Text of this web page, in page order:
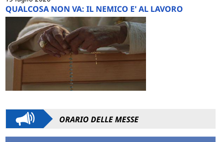
QUALCOSA NON VA: IL NEMICO E' AL LAVORO
ORARIO DELLE MESSE